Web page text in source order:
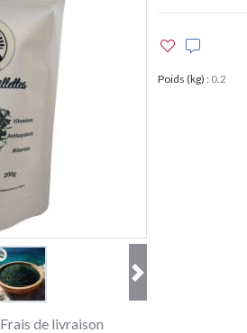
Poids (kg) : 0.2
Frais de livraison